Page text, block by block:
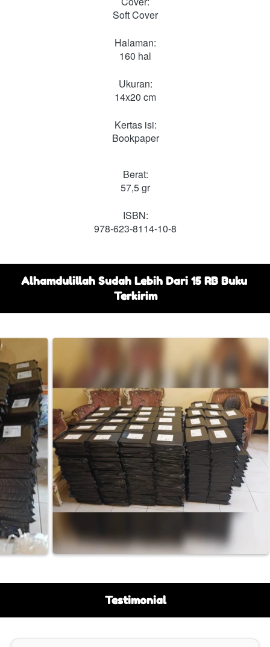
Soft Cover
Halaman:
160 hal
Ukuran:
14x20 cm
Kertas isi:
Bookpaper
Berat:
57,5 gr
ISBN:
978-623-8114-10-8
Alhamdulillah Sudah Lebih Dari 15 RB Buku
Terkirim
Testimonial